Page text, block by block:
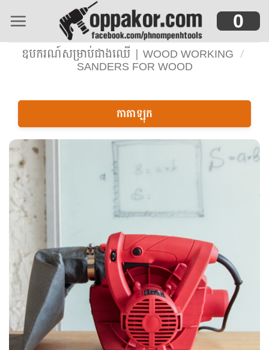
0
ឧបករណ៍សម្រាប់ជាងឈើ | WOOD WORKING /
SANDERS FOR WOOD
កាតាឡុក